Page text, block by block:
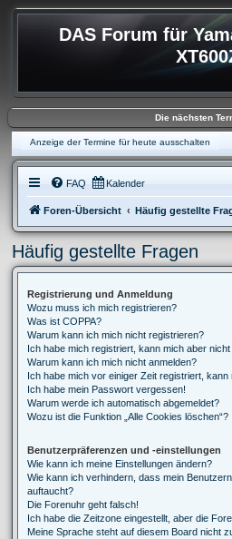
DAS Forum für
Die nächsten
Anzeige der Termine für heute ausschalten
FAQ Kalender
Foren-Übersicht Häufig gestellte
Häufig gestellte Fragen
Registrierung und Anmeldung
Wozu muss ich mich registrieren?
Was ist COPPA?
Warum kann ich mich nicht registrieren?
Ich habe mich registriert, kann mich aber nicht
Warum kann ich mich nicht anmelden?
Ich habe mich vor einiger Zeit registriert,
Ich habe mein Passwort vergessen!
Warum werde ich automatisch abgemeldet?
Wozu ist die Funktion „Alle Cookies löschen“?
Benutzerpräferenzen und -einstellungen
Wie kann ich meine Einstellungen ändern?
Wie kann ich verhindern, dass mein
auftaucht?
Die Forenuhr geht falsch!
Ich habe die Zeitzone eingestellt, aber die
Meine Sprache steht auf diesem Board nicht